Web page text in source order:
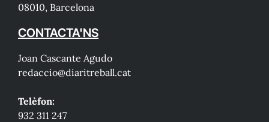
08010, Barcelona
CONTACTA'NS
Joan Cascante Agudo
redaccio@diaritreball.cat
Telèfon:
932 311 247